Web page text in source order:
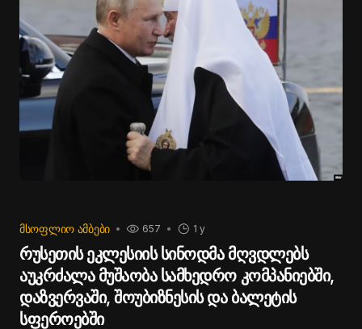
ᲛᲡᲝᲤᲚᲘᲝ ᲐᲛᲑᲔᲑᲘ 1 y
657
რუსეთის ეკლესიის სინოდმა მღვდლებს
აუკრძალა მუშაობა სამხედრო კომპანიებში,
დაზვერვაში, შოუბიზნესის და ბალეტის
სფეროებში